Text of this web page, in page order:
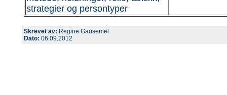
strategier og persontyper
Skrevet av: Regine Gausemel
Dato: 06.09.2012